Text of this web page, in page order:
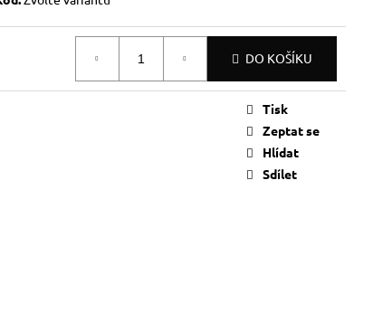
DO KOŠÍKU
Tisk
Zeptat se
Hlídat
Sdílet